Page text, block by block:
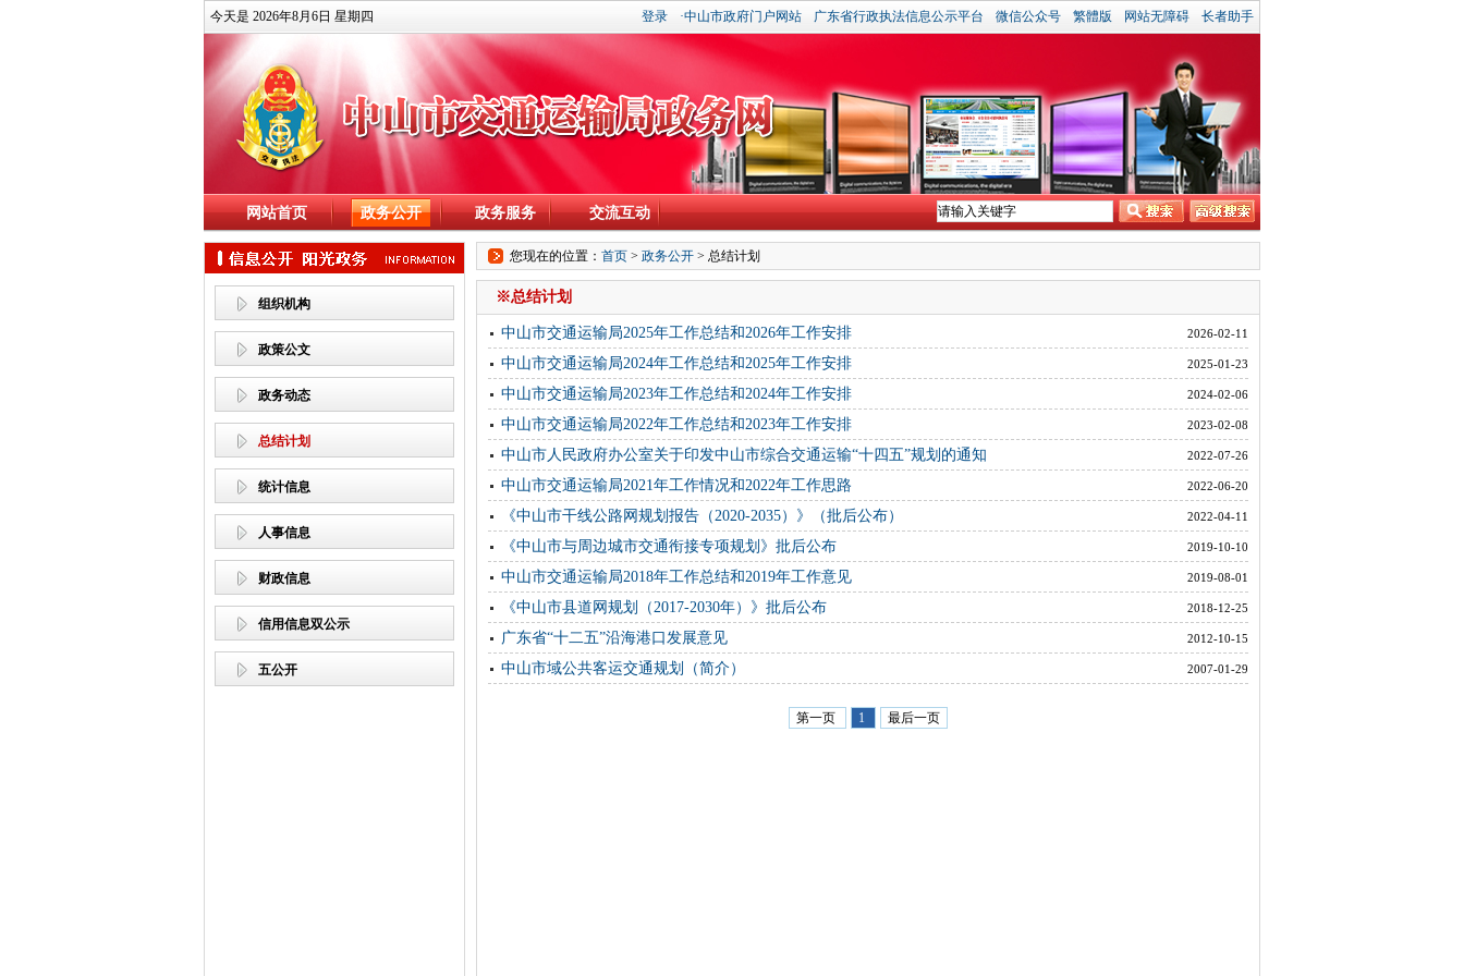
今天是 2026年8月6日 星期四 登录 ·中山市政府门户网站 广东省行政执法信息公示平台 微信公众号 繁體版 网站无障碍 长者助手
网站首页 政务公开 政务服务 交流互动
组织机构
政策公文
政务动态
总结计划
统计信息
人事信息
财政信息
信用信息双公示
五公开
您现在的位置： 首页 > 政务公开 > 总结计划
※总结计划
2026-02-11
中山市交通运输局2025年工作总结和2026年工作安排
2025-01-23
中山市交通运输局2024年工作总结和2025年工作安排
2024-02-06
中山市交通运输局2023年工作总结和2024年工作安排
2023-02-08
中山市交通运输局2022年工作总结和2023年工作安排
2022-07-26
中山市人民政府办公室关于印发中山市综合交通运输“十四五”规划的通知
2022-06-20
中山市交通运输局2021年工作情况和2022年工作思路
2022-04-11
《中山市干线公路网规划报告（2020-2035）》（批后公布）
2019-10-10
《中山市与周边城市交通衔接专项规划》批后公布
2019-08-01
中山市交通运输局2018年工作总结和2019年工作意见
2018-12-25
《中山市县道网规划（2017-2030年）》批后公布
2012-10-15
广东省“十二五”沿海港口发展意见
2007-01-29
中山市域公共客运交通规划（简介）
第一页 1 最后一页